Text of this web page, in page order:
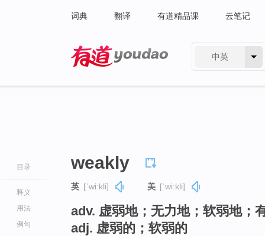
词典 翻译 有道精品课 云笔记
中英
目录
释义
用法
例句
weakly
英 [ˈwiːkli] 美 [ˈwiːkli]
adv. 虚弱地；无力地；软弱地；
adj. 虚弱的；软弱的